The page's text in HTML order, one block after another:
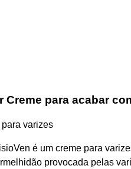
Creme para acabar
varizes
é um creme para
provocada pelas